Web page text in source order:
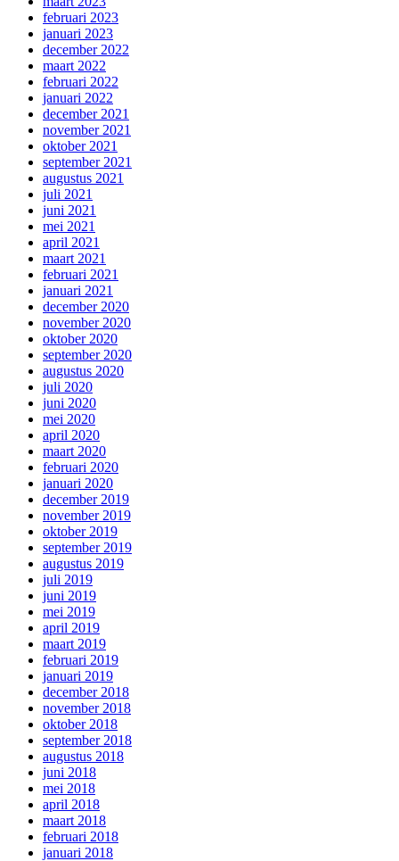
februari 2023
januari 2023
december 2022
maart 2022
februari 2022
januari 2022
december 2021
november 2021
oktober 2021
september 2021
augustus 2021
juli 2021
juni 2021
mei 2021
april 2021
maart 2021
februari 2021
januari 2021
december 2020
november 2020
oktober 2020
september 2020
augustus 2020
juli 2020
juni 2020
mei 2020
april 2020
maart 2020
februari 2020
januari 2020
december 2019
november 2019
oktober 2019
september 2019
augustus 2019
juli 2019
juni 2019
mei 2019
april 2019
maart 2019
februari 2019
januari 2019
december 2018
november 2018
oktober 2018
september 2018
augustus 2018
juni 2018
mei 2018
april 2018
maart 2018
februari 2018
januari 2018